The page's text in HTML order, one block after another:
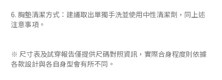
6. 胸墊清潔方式：建議取出單獨手洗並使用中性清潔劑，同上述
注意事項。
※ 尺寸表及試穿報告僅提供尺碼對照資訊，實際合身程度則依據
各款設計與各自身型會有所不同。